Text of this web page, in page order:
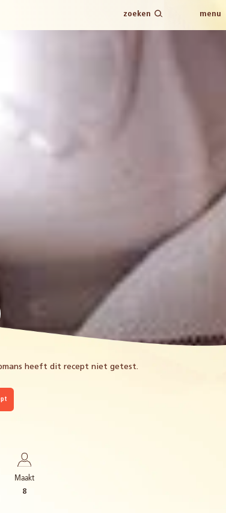
zoeken menu
heeft dit recept niet getest.
Maakt
8